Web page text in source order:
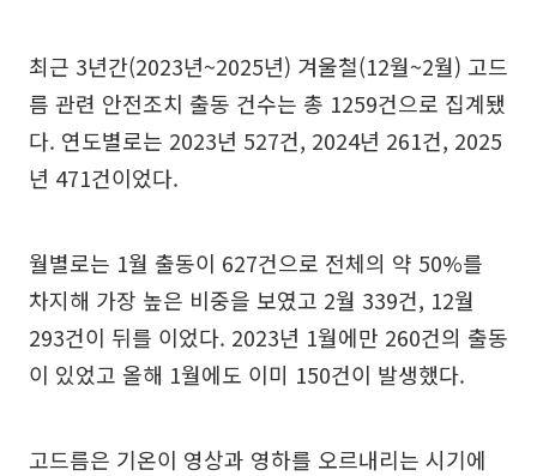
최근 3년간(2023년~2025년) 겨울철(12월~2월) 고드
름 관련 안전조치 출동 건수는 총 1259건으로 집계됐
다. 연도별로는 2023년 527건, 2024년 261건, 2025
년 471건이었다.
월별로는 1월 출동이 627건으로 전체의 약 50%를
차지해 가장 높은 비중을 보였고 2월 339건, 12월
293건이 뒤를 이었다. 2023년 1월에만 260건의 출동
이 있었고 올해 1월에도 이미 150건이 발생했다.
고드름은 기온이 영상과 영하를 오르내리는 시기에